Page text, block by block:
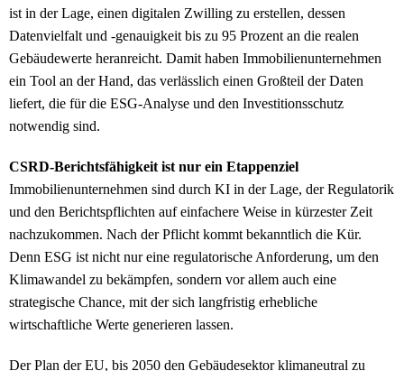
ist in der Lage, einen digitalen Zwilling zu erstellen, dessen
Datenvielfalt und -genauigkeit bis zu 95 Prozent an die realen
Gebäudewerte heranreicht. Damit haben Immobilienunternehmen
ein Tool an der Hand, das verlässlich einen Großteil der Daten
liefert, die für die ESG-Analyse und den Investitionsschutz
notwendig sind.
CSRD-Berichtsfähigkeit ist nur ein Etappenziel
Immobilienunternehmen sind durch KI in der Lage, der Regulatorik
und den Berichtspflichten auf einfachere Weise in kürzester Zeit
nachzukommen. Nach der Pflicht kommt bekanntlich die Kür.
Denn ESG ist nicht nur eine regulatorische Anforderung, um den
Klimawandel zu bekämpfen, sondern vor allem auch eine
strategische Chance, mit der sich langfristig erhebliche
wirtschaftliche Werte generieren lassen.
Der Plan der EU, bis 2050 den Gebäudesektor klimaneutral zu